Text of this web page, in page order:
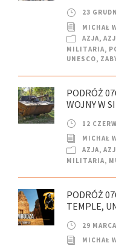
23
MICHAŁ
AZJA,
MILITARIA,
UNESCO,
PODRÓŻ
WOJNY W
12
MICHAŁ
AZJA,
MILITARIA,
PODRÓŻ
TEMPLE,
29
MICHAŁ